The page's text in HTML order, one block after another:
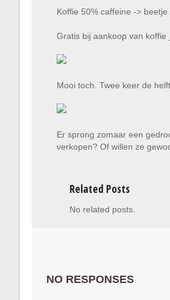
Koffie 50% caffeine -> beetje
Gratis bij aankoop van
Mooi toch. Twee keer de
Er sprong zomaar een
verkopen? Of willen ze
Related Posts
No related posts.
NO RESPONSES